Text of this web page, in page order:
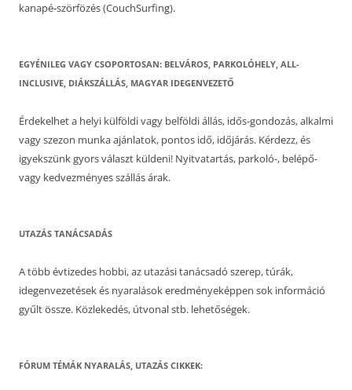
kanapé-szörfözés (CouchSurfing).
EGYÉNILEG VAGY CSOPORTOSAN: BELVÁROS, PARKOLÓHELY, ALL-
INCLUSIVE, DIÁKSZÁLLÁS, MAGYAR IDEGENVEZETŐ
Érdekelhet a helyi külföldi vagy belföldi állás, idős-gondozás, alkalmi
vagy szezon munka ajánlatok, pontos idő, időjárás. Kérdezz, és
igyekszünk gyors választ küldeni! Nyitvatartás, parkoló-, belépő-
vagy kedvezményes szállás árak.
UTAZÁS TANÁCSADÁS
A több évtizedes hobbi, az utazási tanácsadó szerep, túrák,
idegenvezetések és nyaralások eredményeképpen sok információ
gyűlt össze. Közlekedés, útvonal stb. lehetőségek.
FÓRUM TÉMÁK NYARALÁS, UTAZÁS CIKKEK: